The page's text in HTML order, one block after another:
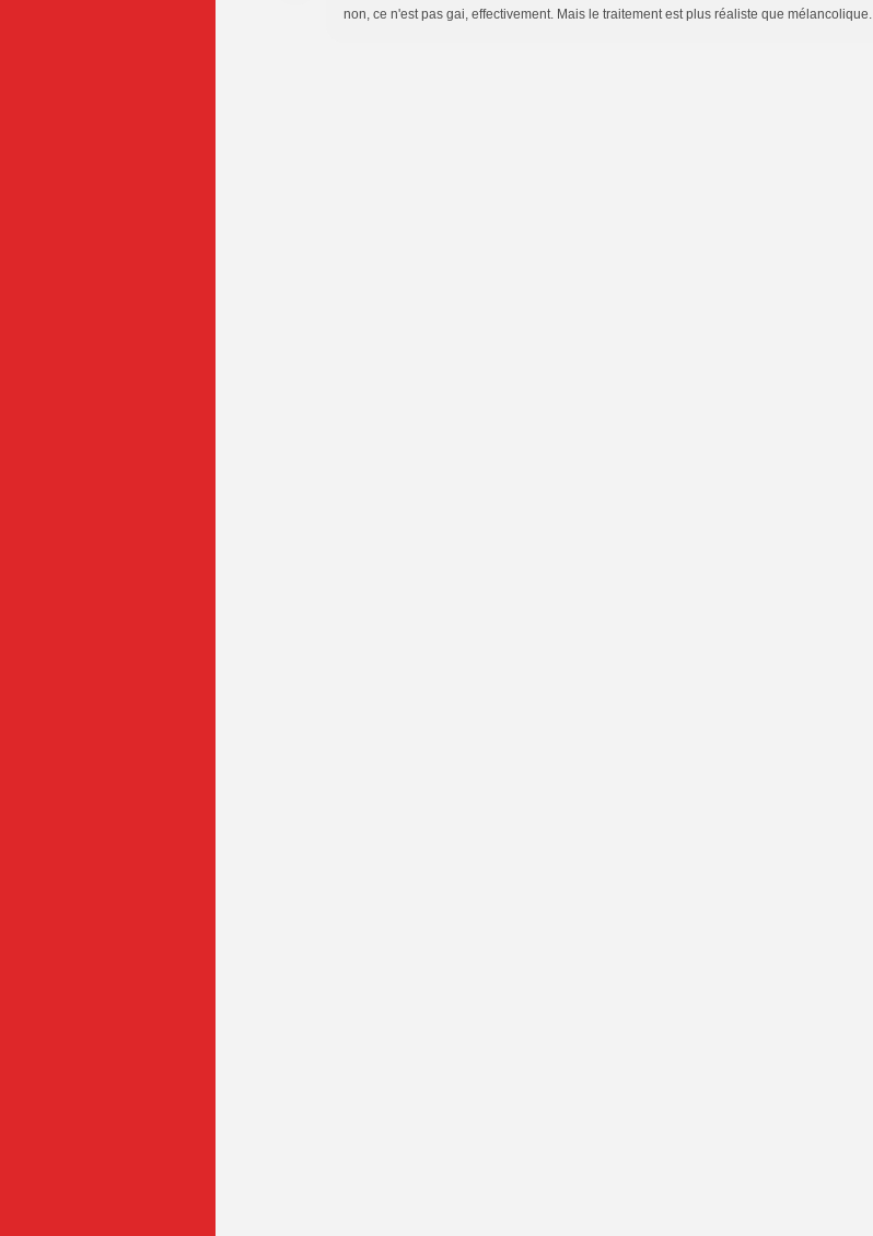
non, ce n'est pas gai, effectivement. Mais le traitement est plus réaliste que mélancolique.